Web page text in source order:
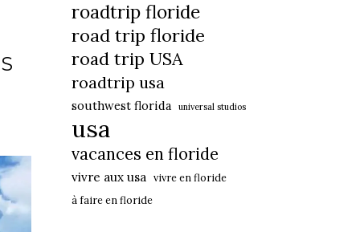
roadtrip floride
road trip floride
road trip USA
roadtrip usa
southwest florida universal studios
usa
vacances en floride
vivre aux usa vivre en floride
à faire en floride